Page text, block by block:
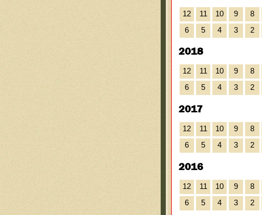
12 11 10 9 8
6
5 4 3 2
2018
12 11 10 9 8
6
5 4 3 2
2017
12 11 10 9 8
6
5 4 3 2
2016
12 11 10 9 8
6
5 4 3 2